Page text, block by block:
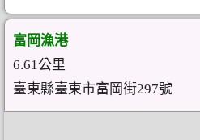
富岡漁港
6.61公里
臺東縣臺東市富岡街297號